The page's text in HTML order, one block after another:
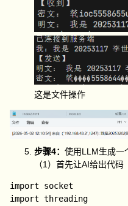
这是文件操作
步骤4：使用LLM生成一
（1）首先让AI给出代码
import socket
import threading